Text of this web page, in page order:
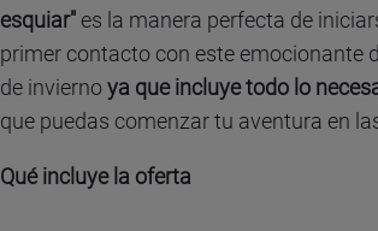
esquiar" es la manera perfecta de
primer contacto con este emocionante
de inviernoya que incluye todo lo
que puedas comenzar tu aventura en
Qué incluye la oferta